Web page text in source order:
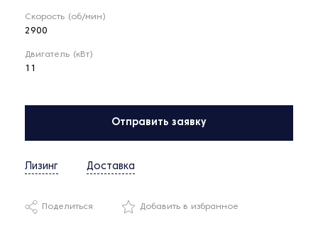
Скорость (об/мин)
2900
Двигатель (кВт)
Отправить заявку
Лизинг Доставка
Поделиться Добавить в избранное